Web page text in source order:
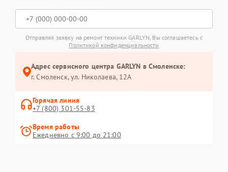
Отправляя заявку на ремонт техники GARLYN, Вы соглашаетесь с
Политикой конфиденциальности
Адрес сервисного центра GARLYN в Смоленске:
г. Смоленск, ул. Николаева, 12А
Горячая линия
+7 (800) 301-55-83
Время работы
Ежедневно с 9:00 до 21:00